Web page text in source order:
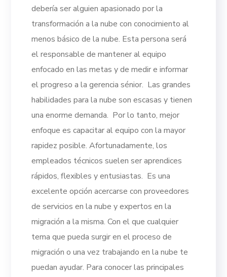
debería ser alguien apasionado por la
transformación a la nube con conocimiento al
menos básico de la nube. Esta persona será
el responsable de mantener al equipo
enfocado en las metas y de medir e informar
el progreso a la gerencia sénior. Las grandes
habilidades para la nube son escasas y tienen
una enorme demanda. Por lo tanto, mejor
enfoque es capacitar al equipo con la mayor
rapidez posible. Afortunadamente, los
empleados técnicos suelen ser aprendices
rápidos, flexibles y entusiastas. Es una
excelente opción acercarse con proveedores
de servicios en la nube y expertos en la
migración a la misma. Con el que cualquier
tema que pueda surgir en el proceso de
migración o una vez trabajando en la nube te
puedan ayudar. Para conocer las principales